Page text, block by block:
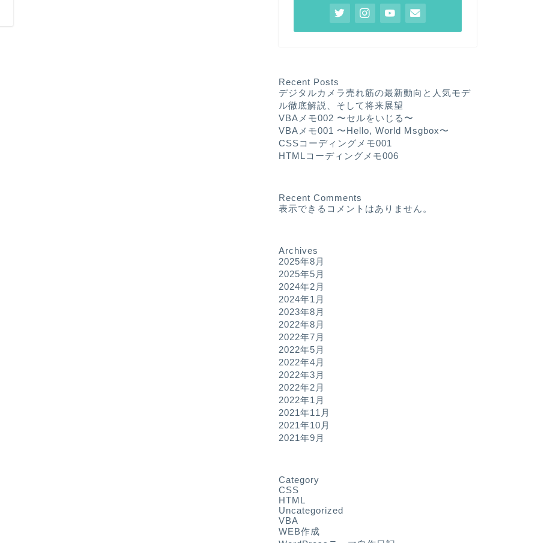
Recent Posts
デジタルカメラ売れ筋の最新動向と人気モデ
ル徹底解説、そして将来展望
VBAメモ002 〜セルをいじる〜
VBAメモ001 〜Hello, World Msgbox〜
CSSコーディングメモ001
HTMLコーディングメモ006
Recent Comments
表示できるコメントはありません。
Archives
2025年8月
2025年5月
2024年2月
2024年1月
2023年8月
2022年8月
2022年7月
2022年5月
2022年4月
2022年3月
2022年2月
2022年1月
2021年11月
2021年10月
2021年9月
Category
CSS
HTML
Uncategorized
VBA
WEB作成